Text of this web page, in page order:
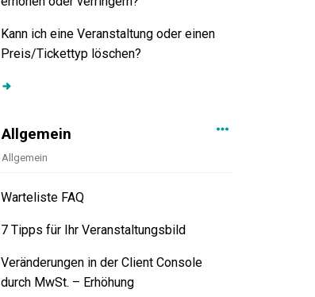
Kann ich eine Veranstaltung oder einen
Preis/Tickettyp löschen?
Allgemein
Allgemein
Warteliste FAQ
7 Tipps für Ihr Veranstaltungsbild
Veränderungen in der Client Console
durch MwSt. – Erhöhung